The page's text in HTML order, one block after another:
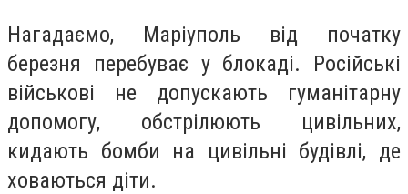
Нагадаємо, Маріуполь від початку
березня перебуває у блокаді. Російські
військові не допускають гуманітарну
допомогу, обстрілюють цивільних,
кидають бомби на цивільні будівлі, де
ховаються діти.